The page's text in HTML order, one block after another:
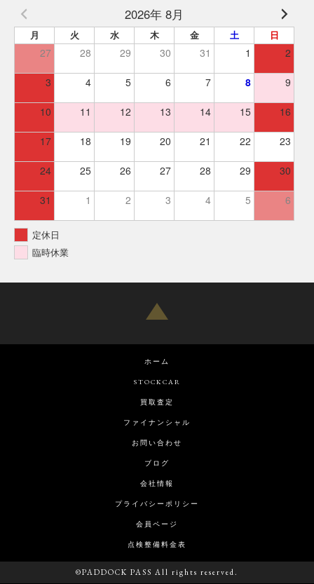
2026年 8月
月 火 水 木 金 土 日
27 28 29 30 31 1 2
3 4 5 6 7 8 9
10 11 12 13 14 15 16
17 18 19 20 21 22 23
24 25 26 27 28 29 30
31 1 2 3 4 5 6
定休日
臨時休業
ホーム
STOCKCAR
買取査定
ファイナンシャル
お問い合わせ
ブログ
会社情報
プライバシーポリシー
会員ページ
点検整備料金表
©PADDOCK PASS All rights reserved.